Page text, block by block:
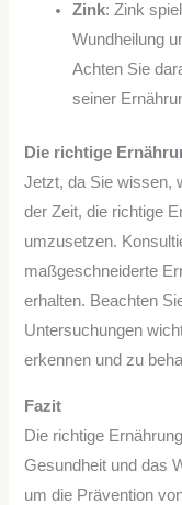
Zink: Zink
Wundheilung
Achten Sie
seiner
Die richtige
Jetzt, da Sie wissen,
der Zeit, die richtige
umzusetzen.
maßgeschneiderte
erhalten. Beachten
Untersuchungen
erkennen und zu
Fazit
Die richtige
Gesundheit und das
um die Prävention